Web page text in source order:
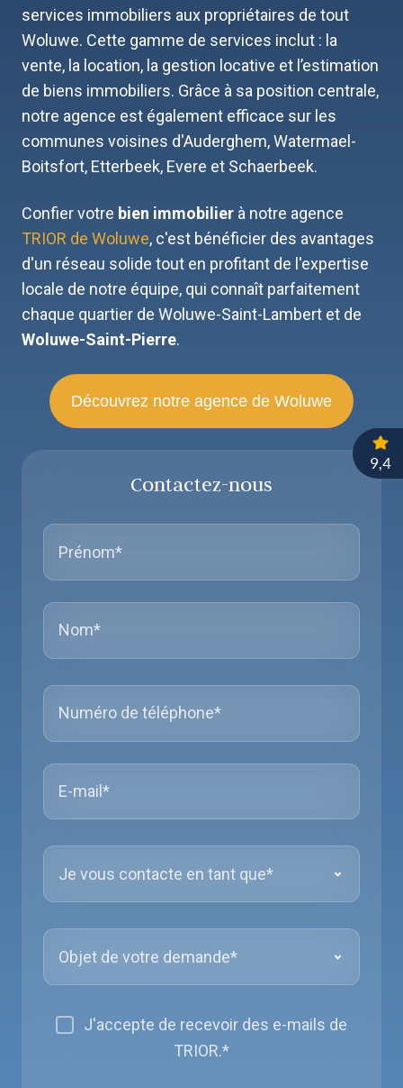
services immobiliers aux propriétaires de tout
Woluwe. Cette gamme de services inclut : la
vente, la location, la gestion locative et l’estimation
de biens immobiliers. Grâce à sa position centrale,
notre agence est également efficace sur les
communes voisines d'Auderghem, Watermael-
Boitsfort, Etterbeek, Evere et Schaerbeek.
Confier votre bien immobilier à notre agence
TRIOR de Woluwe, c'est bénéficier des avantages
d'un réseau solide tout en profitant de l'expertise
locale de notre équipe, qui connaît parfaitement
chaque quartier de Woluwe-Saint-Lambert et de
Woluwe-Saint-Pierre.
Découvrez notre agence de Woluwe
Contactez-nous
J'accepte de recevoir des e-mails de
TRIOR.*